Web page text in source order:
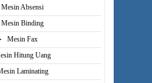
Mesin Absensi
Mesin Binding
Mesin Fax
Hitung Uang
Laminating